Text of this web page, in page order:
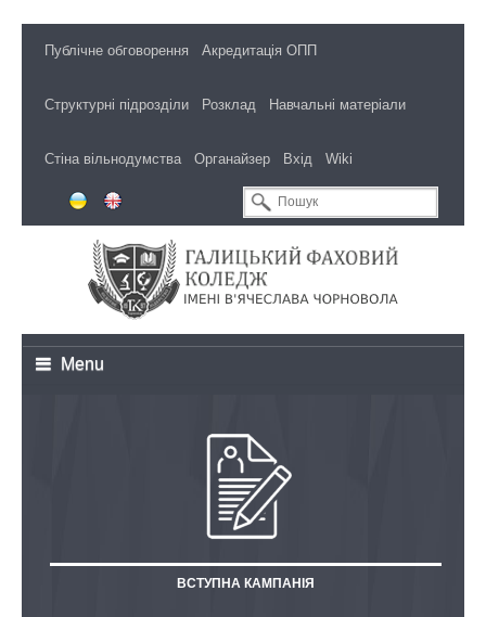
Публічне обговорення Акредитація ОПП
Структурні підрозділи Розклад Навчальні матеріали
Стіна вільнодумства Органайзер Вхід Wiki
Menu
ВСТУПНА КАМПАНІЯ